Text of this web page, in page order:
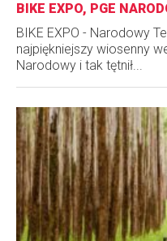
BIKE EXPO, PGE
BIKE EXPO - Narodowy
najpiękniejszy wiosenny
Narodowy i tak tętnił...